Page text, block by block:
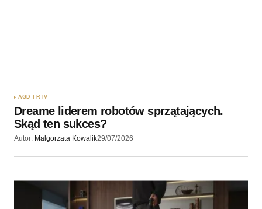
Wyślij komentarz
AGD I RTV
Dreame liderem robotów sprzątających.
Skąd ten sukces?
Autor: Malgorzata Kowalik29/07/2026